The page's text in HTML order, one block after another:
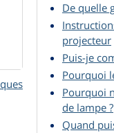
De quelle
projecteur
Puis-je
Pourquoi
Pourquoi
de lampe ?
Quand